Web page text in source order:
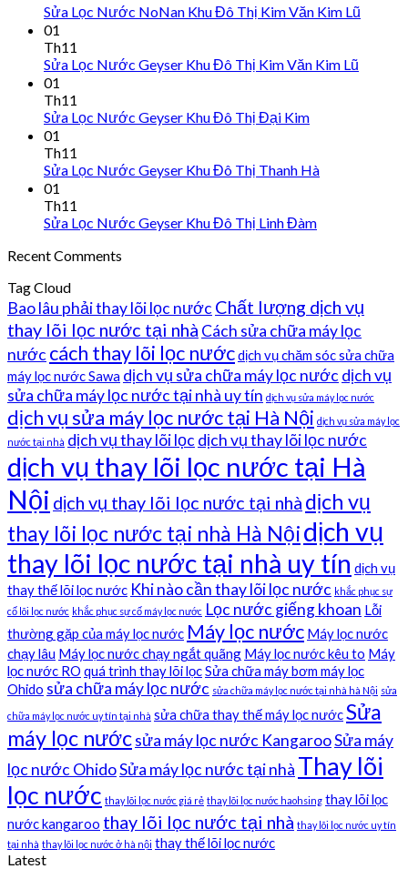
Sửa Lọc Nước NoNan Khu Đô Thị Kim Văn Kim Lũ
01
Th11
Sửa Lọc Nước Geyser Khu Đô Thị Kim Văn Kim Lũ
01
Th11
Sửa Lọc Nước Geyser Khu Đô Thị Đại Kim
01
Th11
Sửa Lọc Nước Geyser Khu Đô Thị Thanh Hà
01
Th11
Sửa Lọc Nước Geyser Khu Đô Thị Linh Đàm
Recent Comments
Tag Cloud
Bao lâu phải thay lõi lọc nước Chất lượng dịch vụ
thay lõi lọc nước tại nhà Cách sửa chữa máy lọc
nước cách thay lõi lọc nướcdịch vụ chăm sóc sửa chữa
máy lọc nước Sawa dịch vụ sửa chữa máy lọc nước dịch vụ
sửa chữa máy lọc nước tại nhà uy tín dịch vụ sửa máy lọc nước
dịch vụ sửa máy lọc nước tại Hà Nội dịch vụ sửa máy lọc
nước tại nhà dịch vụ thay lõi lọc dịch vụ thay lõi lọc nước
dịch vụ thay lõi lọc nước tại Hà
Nội dịch vụ thay lõi lọc nước tại nhà dịch vụ
thay lõi lọc nước tại nhà Hà Nộidịch vụ
thay lõi lọc nước tại nhà uy tín dịch vụ
thay thế lõi lọc nước Khi nào cần thay lõi lọc nước khắc phục sự
cố lõi lọc nước khắc phục sự cố máy lọc nước Lọc nước giếng khoan Lỗi
thường gặp của máy lọc nước Máy lọc nước Máy lọc nước
chạy lâu Máy lọc nước chạy ngắt quãng Máy lọc nước kêu to Máy
lọc nước RO quá trình thay lõi lọcSửa chữa máy bơm máy lọc
Ohido sửa chữa máy lọc nước sửa chữa máy lọc nước tại nhà hà Nội sửa
chữa máy lọc nước uy tín tại nhà sửa chữa thay thế máy lọc nướcSửa
máy lọc nướcsửa máy lọc nước KangarooSửa máy
lọc nước OhidoSửa máy lọc nước tại nhà Thay lõi
lọc nước thay lõi lọc nước giá rẻ thay lõi lọc nước haohsing thay lõi lọc
nước kangaroo thay lõi lọc nước tại nhà thay lõi lọc nước uy tín
tại nhà thay lõi lọc nước ở hà nội thay thế lõi lọc nước
Latest